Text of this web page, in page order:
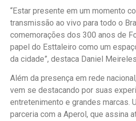
“Estar presente em um momento
transmissão ao vivo para todo o
comemorações dos 300 anos de
papel do Esttaleiro como um
da cidade”, destaca Daniel
Além da presença em rede
vem se destacando por suas
entretenimento e grandes marcas.
parceria com a Aperol, que assina